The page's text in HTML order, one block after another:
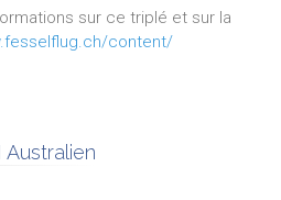
sur ce triplé et sur la
content/